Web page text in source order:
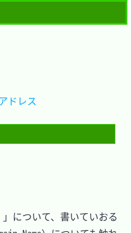
」について、書いていおる